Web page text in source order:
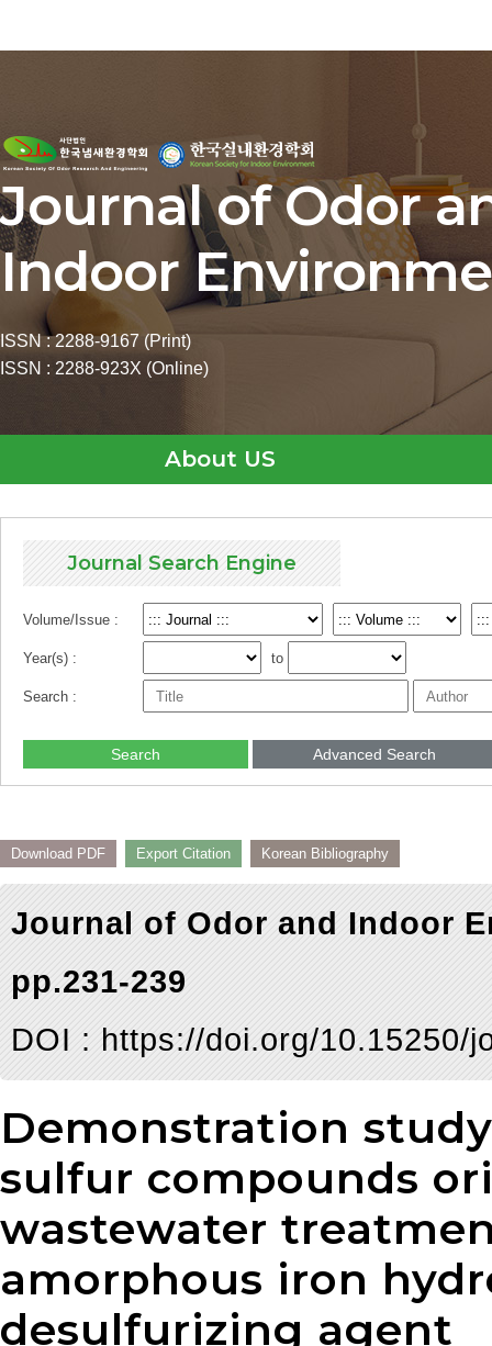
Journal of Odor
Indoor
ISSN : 2288-9167 (Print)
ISSN : 2288-923X (Online)
About US
Journal Search Engine
Volume/Issue :
Year(s) : to
Search :
Search Advanced Search
Download PDF Export Citation Korean Bibliography
Journal of Odor and Indoor
pp.231-239
DOI : https://doi.org/10.15250/
Demonstration
sulfur compounds
wastewater
amorphous iron
desulfurizing agent